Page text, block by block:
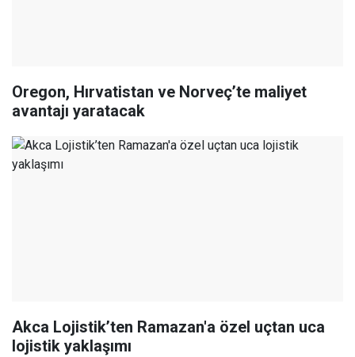
Oregon, Hırvatistan ve Norveç’te maliyet
avantajı yaratacak
Akca Lojistik’ten Ramazan'a özel uçtan uca
lojistik yaklaşımı